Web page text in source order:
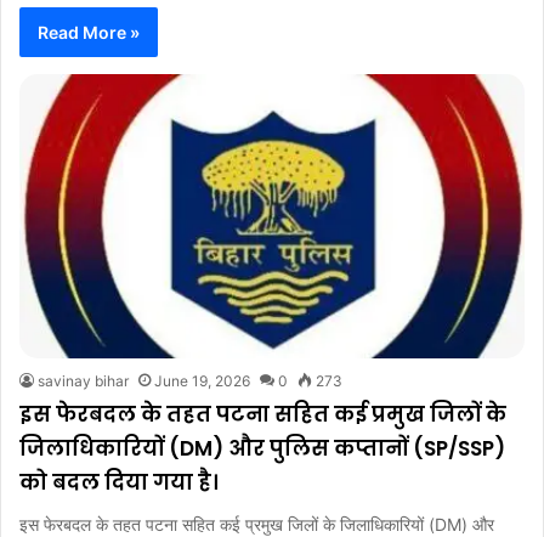
Read More »
savinay bihar June 19, 2026 0 273
इस फेरबदल के तहत पटना सहित कई प्रमुख जिलों के
जिलाधिकारियों (DM) और पुलिस कप्तानों (SP/SSP)
को बदल दिया गया है।
इस फेरबदल के तहत पटना सहित कई प्रमुख जिलों के जिलाधिकारियों (DM) और